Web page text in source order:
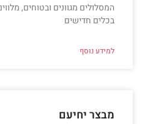
המסלולים מגוונים ובטוחים,
בכלים חדישים
למידע נוסף
מבצר יחיעם